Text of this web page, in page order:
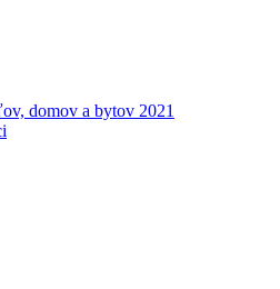
domov a bytov 2021